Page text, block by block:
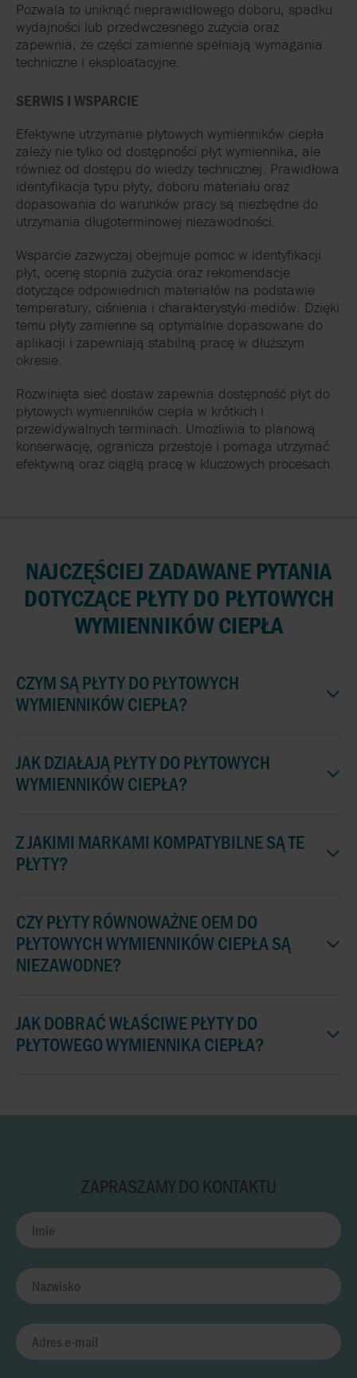
Pozwala to uniknąć nieprawidłowego doboru, spadku
wydajności lub przedwczesnego zużycia oraz
zapewnia, że części zamienne spełniają wymagania
techniczne i eksploatacyjne.
SERWIS I WSPARCIE
Efektywne utrzymanie płytowych wymienników ciepła
zależy nie tylko od dostępności płyt wymiennika, ale
również od dostępu do wiedzy technicznej. Prawidłowa
identyfikacja typu płyty, doboru materiału oraz
dopasowania do warunków pracy są niezbędne do
utrzymania długoterminowej niezawodności.
Wsparcie zazwyczaj obejmuje pomoc w identyfikacji
płyt, ocenę stopnia zużycia oraz rekomendacje
dotyczące odpowiednich materiałów na podstawie
temperatury, ciśnienia i charakterystyki mediów. Dzięki
temu płyty zamienne są optymalnie dopasowane do
aplikacji i zapewniają stabilną pracę w dłuższym
okresie.
Rozwinięta sieć dostaw zapewnia dostępność płyt do
płytowych wymienników ciepła w krótkich i
przewidywalnych terminach. Umożliwia to planową
konserwację, ogranicza przestoje i pomaga utrzymać
efektywną oraz ciągłą pracę w kluczowych procesach.
NAJCZĘŚCIEJ ZADAWANE PYTANIA
DOTYCZĄCE PŁYTY DO PŁYTOWYCH
WYMIENNIKÓW CIEPŁA
CZYM SĄ PŁYTY DO PŁYTOWYCH
WYMIENNIKÓW CIEPŁA?
JAK DZIAŁAJĄ PŁYTY DO PŁYTOWYCH
WYMIENNIKÓW CIEPŁA?
Z JAKIMI MARKAMI KOMPATYBILNE SĄ TE
PŁYTY?
CZY PŁYTY RÓWNOWAŻNE OEM DO
PŁYTOWYCH WYMIENNIKÓW CIEPŁA SĄ
NIEZAWODNE?
JAK DOBRAĆ WŁAŚCIWE PŁYTY DO
PŁYTOWEGO WYMIENNIKA CIEPŁA?
ZAPRASZAMY DO KONTAKTU